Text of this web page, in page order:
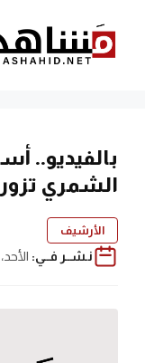
المحتوى
بالفيديو..
الشمري
الأرشيف
نـشــر فــي: الأحد، 19 ديسمبر 2021 | 9:24 م